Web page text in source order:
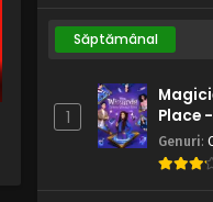
Săptămânal
1
Place
în
Genuri: